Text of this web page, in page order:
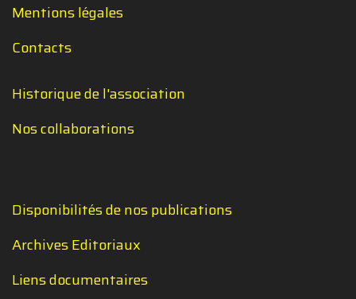
Mentions légales
Contacts
Historique de l'association
Nos collaborations
Disponibilités de nos publications
Archives Editoriaux
Liens documentaires